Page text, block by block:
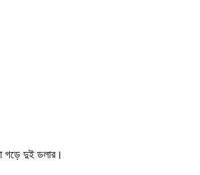
গড়ে দুই ডলার।